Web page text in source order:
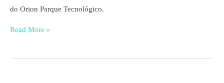
do Orion Parque Tecnológico.
Read More »